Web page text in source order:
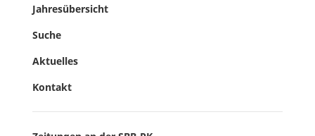
Jahresübersicht
Suche
Aktuelles
Kontakt